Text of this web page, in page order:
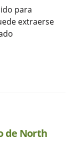
para
extraerse
de North